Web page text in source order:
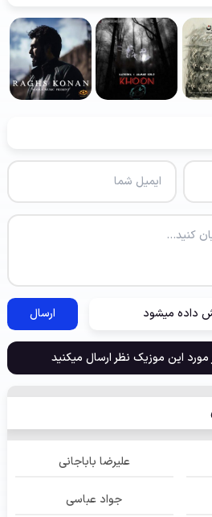
داده میشود ارسال
مورد این موزیک نظر ارسال میکنید
علیرضا باباجانی
جواد عباسی